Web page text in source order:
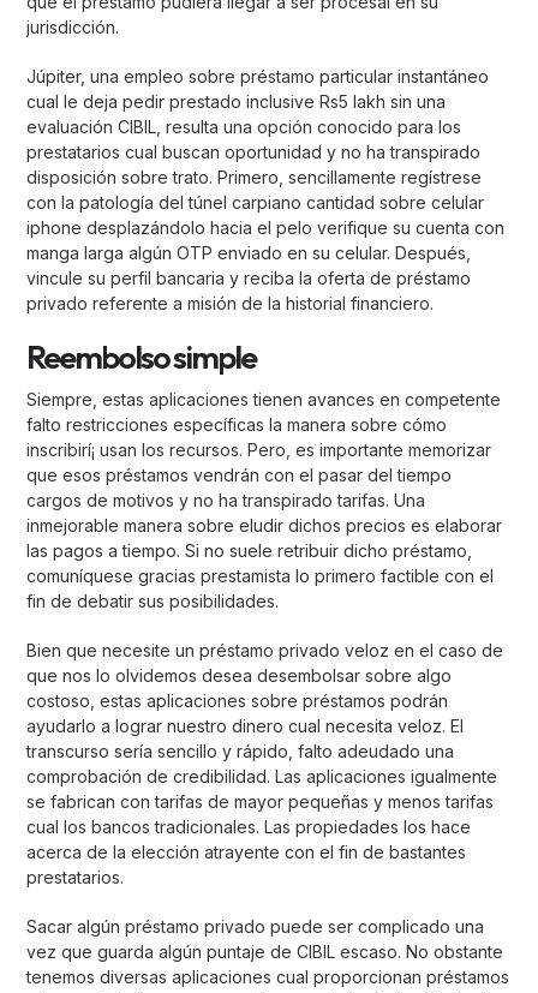
jurisdicción.
Júpiter, una empleo sobre préstamo particular instantáneo
cual le deja pedir prestado inclusive Rs5 lakh sin una
evaluación CIBIL, resulta una opción conocido para los
prestatarios cual buscan oportunidad y no ha transpirado
disposición sobre trato. Primero, sencillamente regístrese
con la patologí­a del túnel carpiano cantidad sobre celular
iphone desplazándolo hacia el pelo verifique su cuenta con
manga larga algún OTP enviado en su celular. Después,
vincule su perfil bancaria y reciba la oferta de préstamo
privado referente a misión de la historial financiero.
Reembolso simple
Siempre, estas aplicaciones tienen avances en competente
falto restricciones específicas la manera sobre cómo
inscribirí¡ usan los recursos. Pero, es importante memorizar
que esos préstamos vendrán con el pasar del tiempo
cargos de motivos y no ha transpirado tarifas. Una
inmejorable manera sobre eludir dichos precios es elaborar
las pagos a tiempo. Si no suele retribuir dicho préstamo,
comuníquese gracias prestamista lo primero factible con el
fin de debatir sus posibilidades.
Bien que necesite un préstamo privado veloz en el caso de
que nos lo olvidemos desea desembolsar sobre algo
costoso, estas aplicaciones sobre préstamos podrán
ayudarlo a lograr nuestro dinero cual necesita veloz. El
transcurso serí­a sencillo y rápido, falto adeudado una
comprobación de credibilidad. Las aplicaciones igualmente
se fabrican con tarifas de mayor pequeñas y menos tarifas
cual los bancos tradicionales. Las propiedades los hace
acerca de la elección atrayente con el fin de bastantes
prestatarios.
Sacar algún préstamo privado puede ser complicado una
vez que guarda algún puntaje de CIBIL escaso. No obstante
tenemos diversas aplicaciones cual proporcionan préstamos